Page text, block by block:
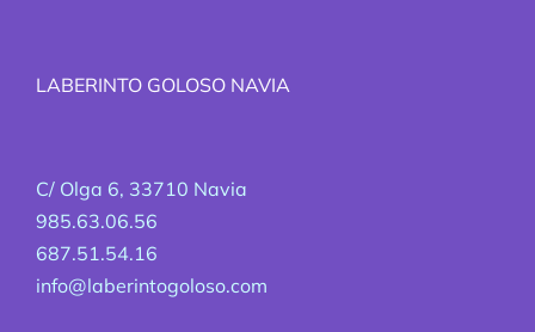
LABERINTO GOLOSO NAVIA
C/ Olga 6, 33710 Navia
985.63.06.56
687.51.54.16
info@laberintogoloso.com